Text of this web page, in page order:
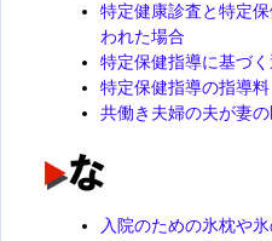
特定健康診査と特定
われた場合
特定保健指導に基づ
特定保健指導の指導料
共働き夫婦の夫が妻
入院のための氷枕や